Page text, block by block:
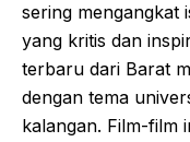
sering mengangkat
yang kritis dan
terbaru dari Barat
dengan tema
kalangan. Film-film